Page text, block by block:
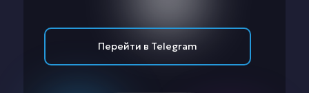
Перейти в Telegram